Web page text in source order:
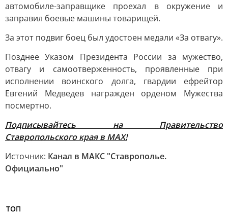
автомобиле-заправщике проехал в окружение и
заправил боевые машины товарищей.
За этот подвиг боец был удостоен медали «За отвагу».
Позднее Указом Президента России за мужество,
отвагу и самоотверженность, проявленные при
исполнении воинского долга, гвардии ефрейтор
Евгений Медведев награжден орденом Мужества
посмертно.
Подписывайтесь на Правительство
Ставропольского края в МАХ!
Источник: Канал в МАКС "Ставрополье.
Официально"
ТОП